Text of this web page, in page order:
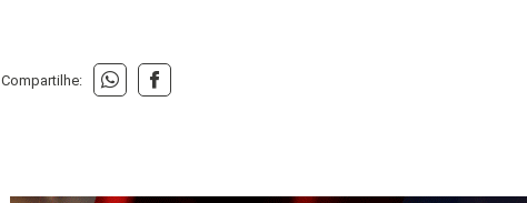
Compartilhe: